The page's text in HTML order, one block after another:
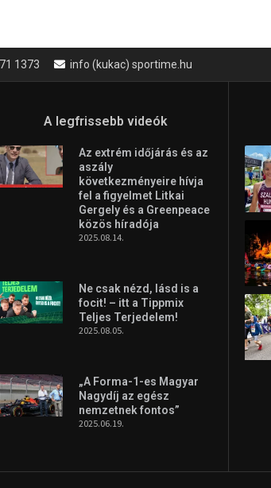
1373 info (kukac) sportime.hu
A legfrissebb videók
Az extrém időjárás és az
aszály
következményeire hívja
fel a figyelmet Litkai
Gergely és a Greenpeace
közös híradója
2025.08.14.
Ne csak nézd, lásd is a
focit! – itt a Tippmix
Teljes Terjedelem!
2025.08.05.
„A Forma-1-es Magyar
Nagydíj az egész
nemzetnek fontos”
2025.06.19.